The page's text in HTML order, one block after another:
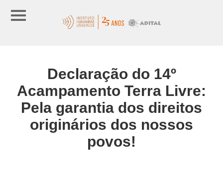
Declaração do 14º
Acampamento Terra Livre:
Pela garantia dos direitos
originários dos nossos
povos!